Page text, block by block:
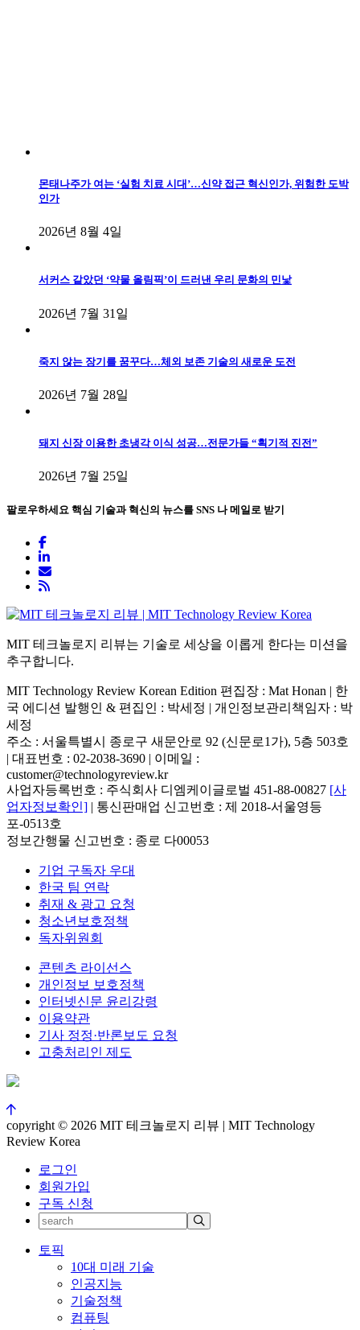
몬태나주가 여는 ‘실험 치료 시대’…신약 접근 혁신인가, 위험한 도박
인가
2026년 8월 4일
서커스 같았던 ‘약물 올림픽’이 드러낸 우리 문화의 민낯
2026년 7월 31일
죽지 않는 장기를 꿈꾸다…체외 보존 기술의 새로운 도전
2026년 7월 28일
돼지 신장 이용한 초냉각 이식 성공…전문가들 “획기적 진전”
2026년 7월 25일
팔로우하세요 핵심 기술과 혁신의 뉴스를 SNS 나 메일로 받기
MIT 테크놀로지 리뷰는 기술로 세상을 이롭게 한다는 미션을
추구합니다.
MIT Technology Review Korean Edition 편집장 : Mat Honan | 한
국 에디션 발행인 & 편집인 : 박세정 | 개인정보관리책임자 : 박
세정
주소 : 서울특별시 종로구 새문안로 92 (신문로1가), 5층 503호
| 대표번호 : 02-2038-3690 | 이메일 :
customer@technologyreview.kr
사업자등록번호 : 주식회사 디엠케이글로벌 451-88-00827 [사
업자정보확인] | 통신판매업 신고번호 : 제 2018-서울영등
포-0513호
정보간행물 신고번호 : 종로 다00053
기업 구독자 우대
한국 팀 연락
취재 & 광고 요청
청소년보호정책
독자위원회
콘텐츠 라이선스
개인정보 보호정책
인터넷신문 윤리강령
이용약관
기사 정정·반론보도 요청
고충처리인 제도
copyright © 2026 MIT 테크놀로지 리뷰 | MIT Technology
Review Korea
로그인
회원가입
구독 신청
토픽
10대 미래 기술
인공지능
기술정책
컴퓨팅